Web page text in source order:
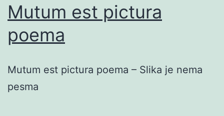
Mutum est pictura
poema
Mutum est pictura poema – Slika je nema
pesma